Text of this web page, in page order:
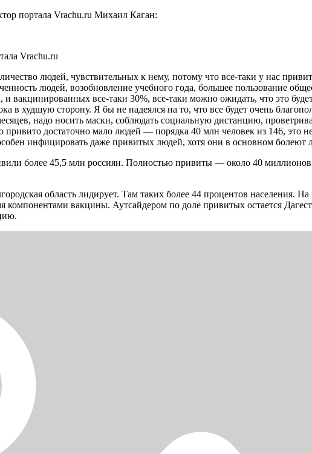
портала Vrachu.ru Михаил Каган:
Vrachu.ru
людей, чувствительных к нему, потому что все-таки у нас
людей, возобновление учебного года, большее пользование
и вакцинированных все-таки 30%, все-таки можно ожидать, что это
в худшую сторону. Я бы не надеялся на то, что все будет очень
надо носить маски, соблюдать социальную дистанцию,
привито достаточно мало людей — порядка 40 млн человек из 146, это
инфицировать даже привитых людей, хотя они в основном болеют
более 45,5 млн россиян. Полностью привиты — около 40
область лидирует. Там таких более 44 процентов населения.
компонентами вакцины. Аутсайдером по доле привитых остается